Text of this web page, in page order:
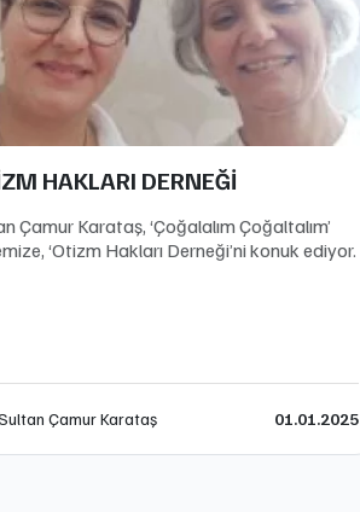
HAKLARI DERNEĞİ
Çamur Karataş, ‘Çoğalalım Çoğaltalım’
‘Otizm Hakları Derneği’ni konuk ediyor.
Çamur Karataş 01.01.2025